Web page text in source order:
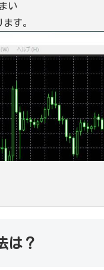
い
す。
は？